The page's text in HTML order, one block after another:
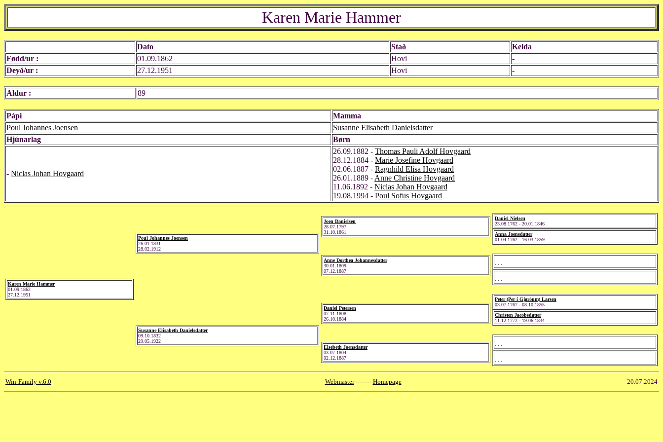
Karen Marie Hammer
Dato Stað
Kelda
Fødd/ur :
01.09.1862 Hovi
-
Deyð/ur :
27.12.1951 Hovi -
Aldur : 89
Pápi
Mamma
Poul Johannes Joensen
Susanne Elisabeth Danielsdatter
Hjúnarlag
Børn
- Niclas Johan Hovgaard
26.09.1882 - Thomas Pauli Adolf Hovgaard
28.12.1884 - Marie Josefine Hovgaard
02.06.1887 - Ragnhild Elisa Hovgaard
26.01.1889 - Anne Christine Hovgaard
11.06.1892 - Niclas Johan Hovgaard
19.08.1994 - Poul Sofus Hovgaard
Karen Marie Hammer
01.09.1862
27.12.1951
Poul Johannes Joensen
26.01.1831
28.02.1912
Susanne Elisabeth Danielsdatter
09.10.1832
29.05.1922
Joen Danielsen
28.07.1797
31.10.1861
Anne Dorthea Johannesdatter
30.01.1809
07.12.1887
Daniel Petersen
07.11.1808
26.10.1884
Elsebeth Joensdatter
03.07.1804
02.12.1887
Daniel Nielsen
23.08.1762 - 20.01.1846
Anna Joensdatter
01.04.1762 - 16.03.1859
- - -
- - -
Peter (Per í Gjørðum) Larsen
03.07.1767 - 08.10.1855
Christen Jacobsdatter
11.12.1772 - 19.06.1834
- - -
- - -
Win-Family v.6.0 Webmaster-------- Homepage 20.07.2024